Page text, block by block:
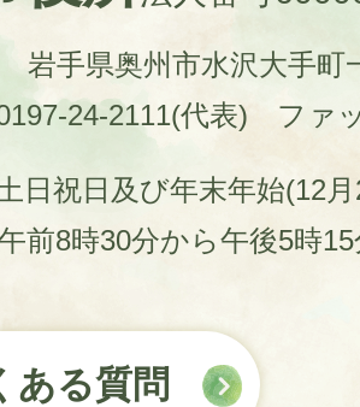
岩手県奥州市水沢大手町
24-2111(代表)
ファ
日祝日及び年末年始(12
前8時30分から午後5時
ある質問